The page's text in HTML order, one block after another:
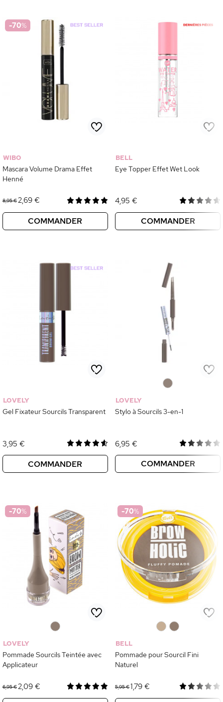
-70%
WIBO
Mascara Volume Drama Effet
Henné
8,95 €2,69 €
COMMANDER
BELL
Eye Topper Effet Wet Look
4,95 €
COMMANDER
LOVELY
Gel Fixateur Sourcils Transparent
3,95 €
COMMANDER
LOVELY
Stylo à Sourcils 3-en-1
6,95 €
COMMANDER
-70%
LOVELY
Pommade Sourcils Teintée avec
Applicateur
6,95 €2,09 €
-70%
BELL
Pommade pour Sourcil Fini
Naturel
5,95 €1,79 €